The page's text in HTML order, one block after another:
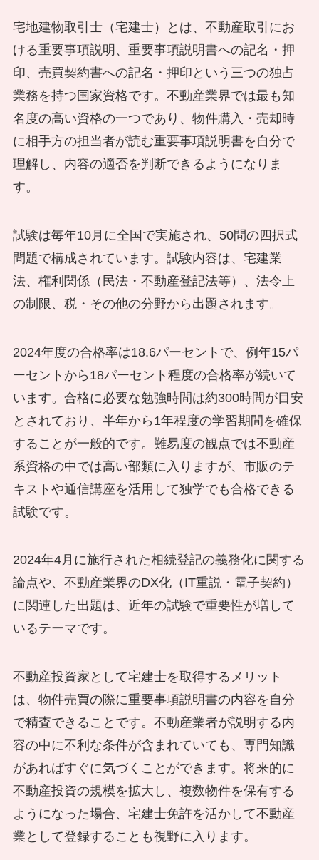
宅地建物取引士（宅建士）とは、不動産取引にお
ける重要事項説明、重要事項説明書への記名・押
印、売買契約書への記名・押印という三つの独占
業務を持つ国家資格です。不動産業界では最も知
名度の高い資格の一つであり、物件購入・売却時
に相手方の担当者が読む重要事項説明書を自分で
理解し、内容の適否を判断できるようになりま
す。
試験は毎年10月に全国で実施され、50問の四択式
問題で構成されています。試験内容は、宅建業
法、権利関係（民法・不動産登記法等）、法令上
の制限、税・その他の分野から出題されます。
2024年度の合格率は18.6パーセントで、例年15パ
ーセントから18パーセント程度の合格率が続いて
います。合格に必要な勉強時間は約300時間が目安
とされており、半年から1年程度の学習期間を確保
することが一般的です。難易度の観点では不動産
系資格の中では高い部類に入りますが、市販のテ
キストや通信講座を活用して独学でも合格できる
試験です。
2024年4月に施行された相続登記の義務化に関する
論点や、不動産業界のDX化（IT重説・電子契約）
に関連した出題は、近年の試験で重要性が増して
いるテーマです。
不動産投資家として宅建士を取得するメリット
は、物件売買の際に重要事項説明書の内容を自分
で精査できることです。不動産業者が説明する内
容の中に不利な条件が含まれていても、専門知識
があればすぐに気づくことができます。将来的に
不動産投資の規模を拡大し、複数物件を保有する
ようになった場合、宅建士免許を活かして不動産
業として登録することも視野に入ります。